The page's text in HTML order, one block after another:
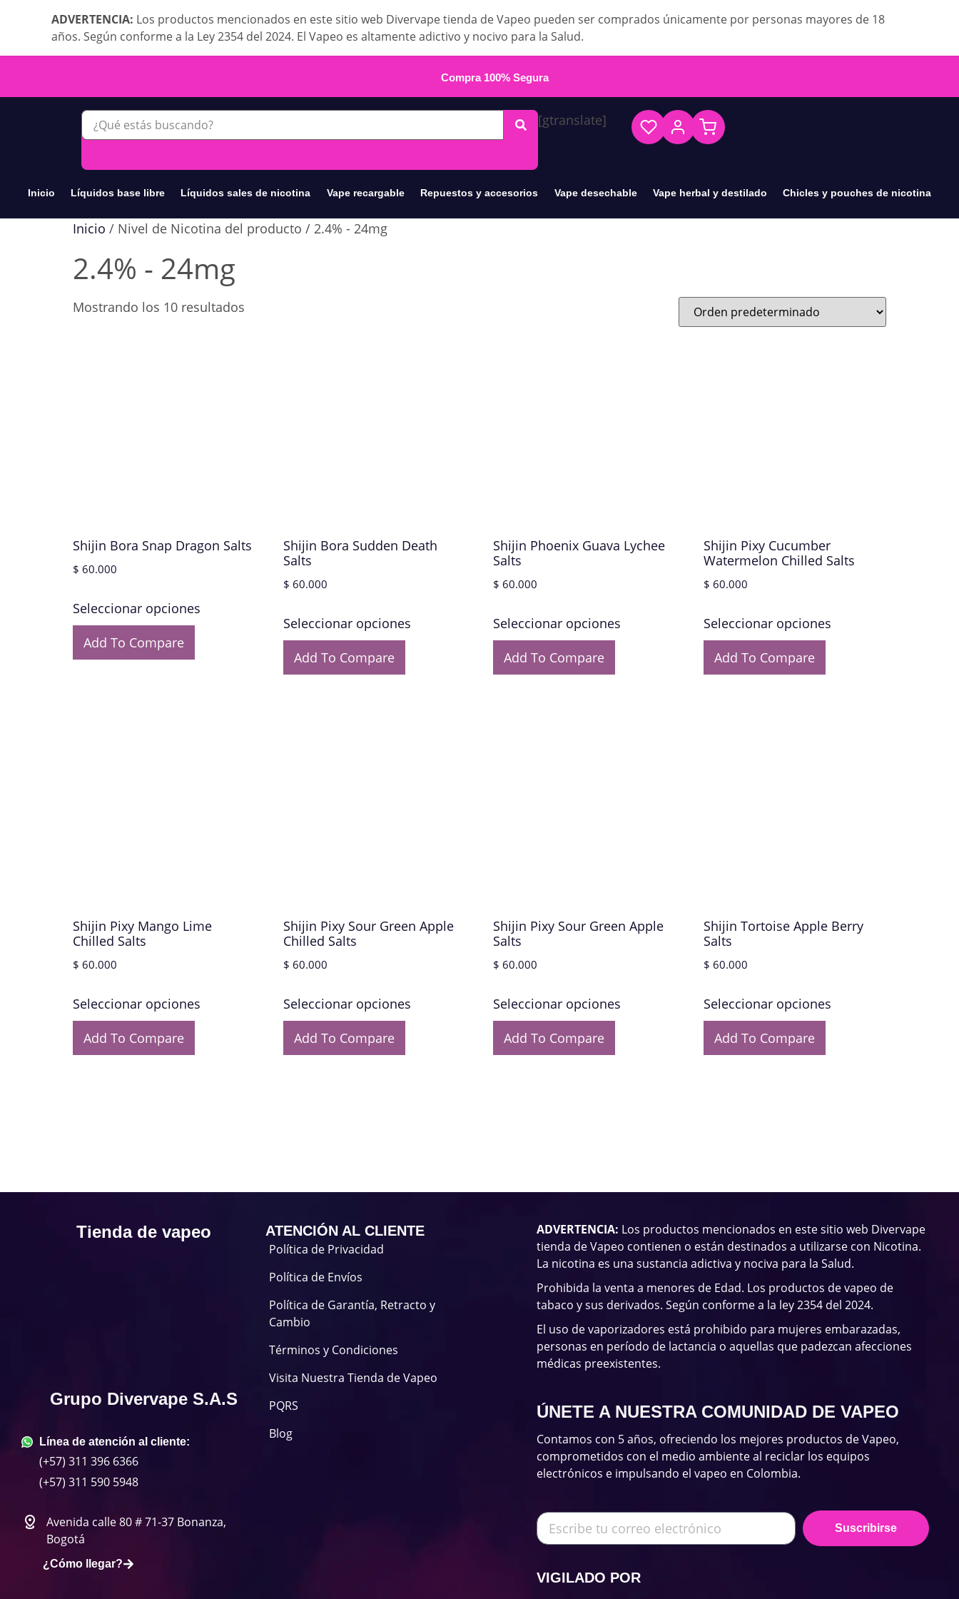
ADVERTENCIA: Los productos mencionados en este sitio web Divervape tienda de Vapeo pueden ser comprados únicamente por personas mayores de 18
años. Según conforme a la Ley 2354 del 2024. El Vapeo es altamente adictivo y nocivo para la Salud.
Compra 100% Segura
[gtranslate]
Inicio Líquidos base libre Líquidos sales de nicotina Vape recargable Repuestos y accesorios Vape desechable Vape herbal y destilado Chicles y pouches de nicotina
Inicio / Nivel de Nicotina del producto / 2.4% - 24mg
2.4% - 24mg
Mostrando los 10 resultados
Shijin Bora Snap Dragon Salts
$ 60.000
Seleccionar opciones
Add To Compare
Shijin Bora Sudden Death
Salts
$ 60.000
Seleccionar opciones
Add To Compare
Shijin Phoenix Guava Lychee
Salts
$ 60.000
Seleccionar opciones
Add To Compare
Shijin Pixy Cucumber
Watermelon Chilled Salts
$ 60.000
Seleccionar opciones
Add To Compare
Shijin Pixy Mango Lime
Chilled Salts
$ 60.000
Seleccionar opciones
Add To Compare
Shijin Pixy Sour Green Apple
Chilled Salts
$ 60.000
Seleccionar opciones
Add To Compare
Shijin Pixy Sour Green Apple
Salts
$ 60.000
Seleccionar opciones
Add To Compare
Shijin Tortoise Apple Berry
Salts
$ 60.000
Seleccionar opciones
Add To Compare
Tienda de vapeo
Grupo Divervape S.A.S
Línea de atención al cliente:
(+57) 311 396 6366
(+57) 311 590 5948
Avenida calle 80 # 71-37 Bonanza,
Bogotá
¿Cómo llegar?
ATENCIÓN AL CLIENTE
Política de Privacidad
Política de Envíos
Política de Garantía, Retracto y
Cambio
Términos y Condiciones
Visita Nuestra Tienda de Vapeo
PQRS
Blog
ADVERTENCIA: Los productos mencionados en este sitio web Divervape
tienda de Vapeo contienen o están destinados a utilizarse con Nicotina.
La nicotina es una sustancia adictiva y nociva para la Salud.
Prohibida la venta a menores de Edad. Los productos de vapeo de
tabaco y sus derivados. Según conforme a la ley 2354 del 2024.
El uso de vaporizadores está prohibido para mujeres embarazadas,
personas en período de lactancia o aquellas que padezcan afecciones
médicas preexistentes.
ÚNETE A NUESTRA COMUNIDAD DE VAPEO
Contamos con 5 años, ofreciendo los mejores productos de Vapeo,
comprometidos con el medio ambiente al reciclar los equipos
electrónicos e impulsando el vapeo en Colombia.
Suscribirse
VIGILADO POR